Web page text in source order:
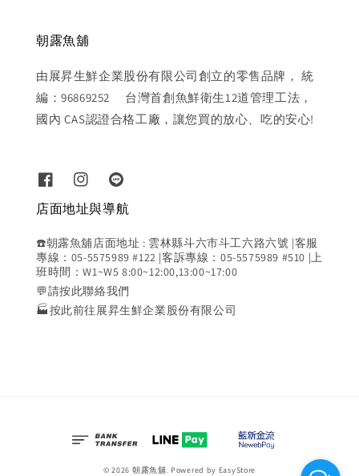
朝露魚舖
由展昇生鮮企業股份有限公司創立的零售品牌， 統
編：96869252 台灣首創魚鮮衛生12道管理工法，
國內 CAS認證合格工廠，讓您買的放心、吃的安心!
店面地址與導航
☎️朝露魚舖店面地址 : 雲林縣斗六市斗工六路六號 |客服
專線：05-5575989 #122 |客訴專線：05-5575989 #510 |上
班時間：W1~W5 8:00~12:00,13:00~17:00
💬請按此聯絡我們
🏭按此前往展昇生鮮企業股份有限公司
© 2026 朝露魚舖. Powered by EasyStore